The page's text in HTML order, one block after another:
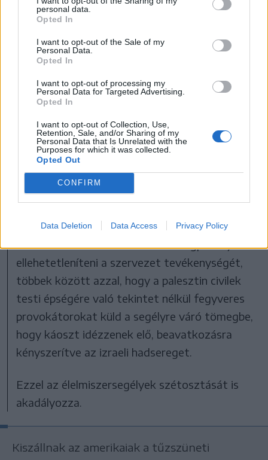
personal data.
Opted In
I want to opt-out of the Sale of my
Personal Data.
Opted In
I want to opt-out of processing my
Personal Data for Targeted Advertising.
Opted In
I want to opt-out of Collection, Use,
Retention, Sale, and/or Sharing of my
Personal Data that Is Unrelated with the
Purposes for which it was collected.
Opted Out
CONFIRM
Data Deletion Data Access Privacy Policy
Izrael néhány hónapja az
amerikai Gázai
Humanitárius Alapítványra
(GHF) bízta a
segélyosztást, hogy
elkerülje, hogy a Hamász
ellopja és a civil pllgárok
zsarolására használja fel a
segélyeket.
A GHF szerint a Hamász ezért megpróbálja
ellehetetleníteni a szervezet tevékenységét,
többek között azzal, hogy a palesztin civilek
testi épségére való tekintet nélkül fegyveres
provokátorokat küld a segélyre váró tömegbe,
hogy káoszt idézzenek elő, beavatkozásra
kényszerítve az izraeli hadsereget.
Ezzel az élelmiszersegélyek szétosztását is
akadályozza.
Kiszállnak az amerikaiak a tűzszüneti